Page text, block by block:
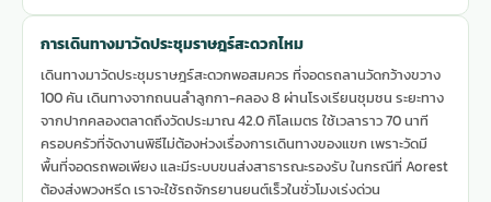
การเดินทางมาวัดประชุมราษฎร์สะดวกไหม
เดินทางมาวัดประชุมราษฎร์สะดวกพอสมควร ที่จอดรถลานวัดกว้างขวาง
100 คัน เดินทางจากถนนลำลูกกา-คลอง 8 ผ่านโรงเรียนชุมชน ระยะทาง
จากปากคลองตลาดถึงวัดประมาณ 42.0 กิโลเมตร ใช้เวลาราว 70 นาที
ครอบครัวที่จัดงานพิธีไม่ต้องห่วงเรื่องการเดินทางของแขก เพราะวัดมี
พื้นที่จอดรถพอเพียง และมีระบบขนส่งสาธารณะรองรับ ในกรณีที่ Aorest
ต้องส่งพวงหรีด เราจะใช้รถจักรยานยนต์เร็วในชั่วโมงเร่งด่วน